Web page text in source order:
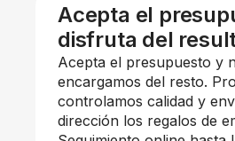
Acepta el
disfruta del
Acepta el presupuesto y
encargamos del resto.
controlamos calidad y
dirección los regalos de